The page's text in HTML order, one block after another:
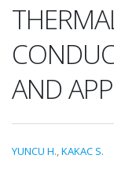
AND
YUNCU H.,KAKAC S.